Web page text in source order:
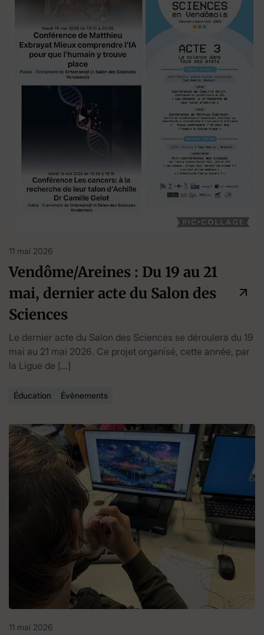
11 mai 2026
Vendôme/Areines : Du 19 au 21
mai, dernier acte du Salon des
Sciences
Le dernier acte du Salon des Sciences se déroulera du 19
mai au 21 mai 2026. Ce projet organisé, cette année, par
la Ligue de […]
Éducation Évènements
11 mai 2026